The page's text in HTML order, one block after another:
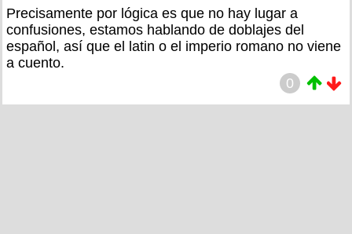
Precisamente por lógica es que no hay lugar a
confusiones, estamos hablando de doblajes del
español, así que el latin o el imperio romano no viene
a cuento.
0